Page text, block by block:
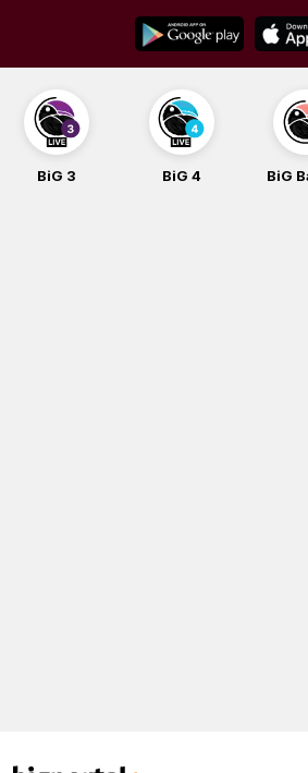
content
BiG 3 BiG 4 BiG